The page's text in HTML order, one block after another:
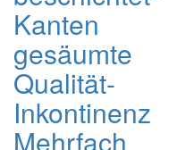
Kanten
gesäumte
Qualität-
Inkontinenz
Mehrfach